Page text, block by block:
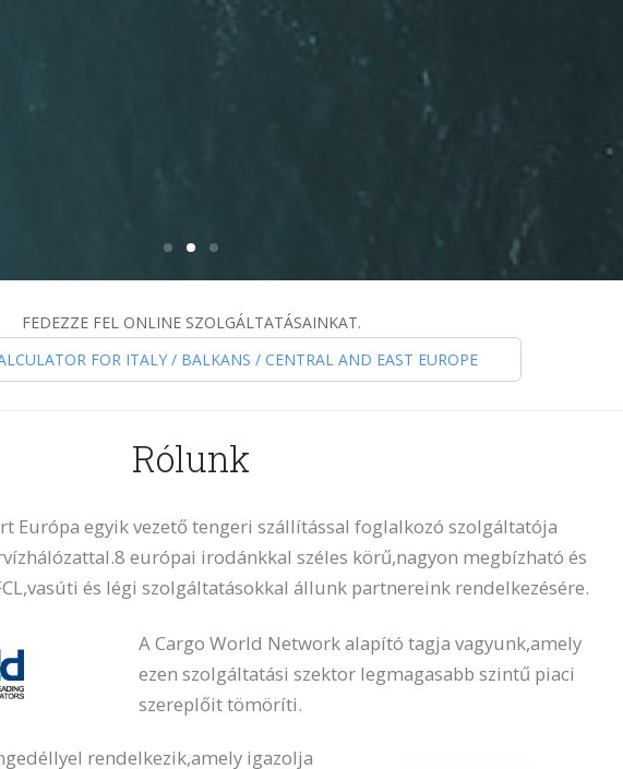
FEDEZZE FEL ONLINE SZOLGÁLTATÁSAINKAT.
FOR ITALY / BALKANS / CENTRAL AND EAST EUROPE
Rólunk
Európa egyik vezető tengeri szállítással foglalkozó szolgáltatója
európai irodánkkal széles körű,nagyon megbízható és
és légi szolgáltatásokkal állunk partnereink rendelkezésére.
A Cargo World Network alapító tagja vagyunk,amely
ezen szolgáltatási szektor legmagasabb szintű piaci
szereplőit tömöríti.
rendelkezik,amely igazolja